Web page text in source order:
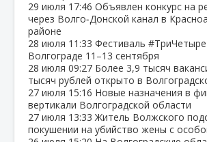
29 июля 17:46 Объявлен конкурс на
через Волго‑Донской канал в
районе
28 июля 11:33 Фестиваль
Волгограде 11–13 сентября
28 июля 09:27 Более 3,9 тысяч
тысяч рублей открыто в
27 июля 15:16 Новые назначения в
вертикали Волгоградской области
27 июля 13:33 Житель Волжского
покушении на убийство жены с